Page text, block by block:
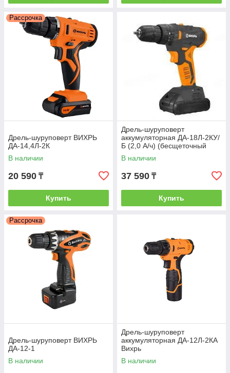
Рассрочка
Дрель-шуруповерт ВИХРЬ
ДА-14,4Л-2К
В наличии
20 590 ₸
Купить
Дрель-шуруповерт
аккумуляторная ДА-18Л-2КУ/
Б (2,0 А/ч) (бесщеточный
двигатель)
В наличии
37 590 ₸
Купить
Рассрочка
Дрель-шуруповерт ВИХРЬ
ДА-12-1
В наличии
Дрель-шуруповерт
аккумуляторная ДА-12Л-2КА
Вихрь
В наличии